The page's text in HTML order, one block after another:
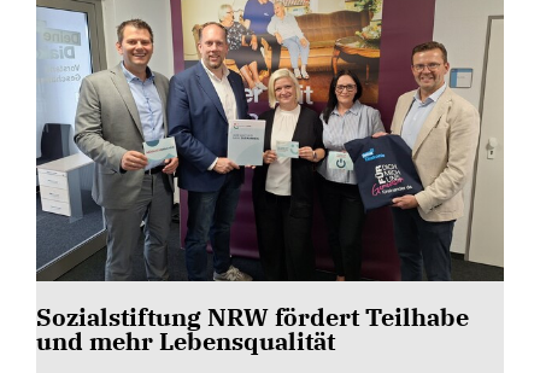
Sozialstiftung NRW fördert Teilhabe
und mehr Lebensqualität